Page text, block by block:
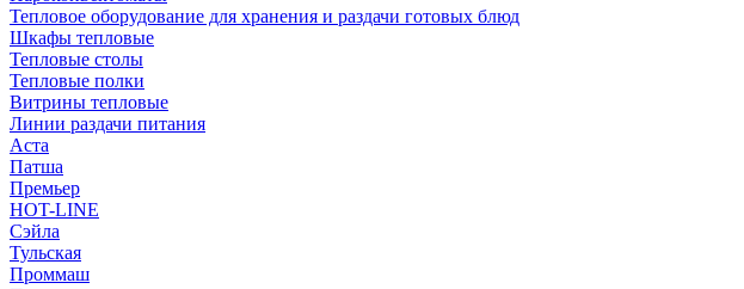
Тепловое оборудование для хранения и раздачи готовых блюд
Шкафы тепловые
Тепловые столы
Тепловые полки
Витрины тепловые
Линии раздачи питания
Аста
Патша
Премьер
HOT-LINE
Сэйла
Тульская
Проммаш